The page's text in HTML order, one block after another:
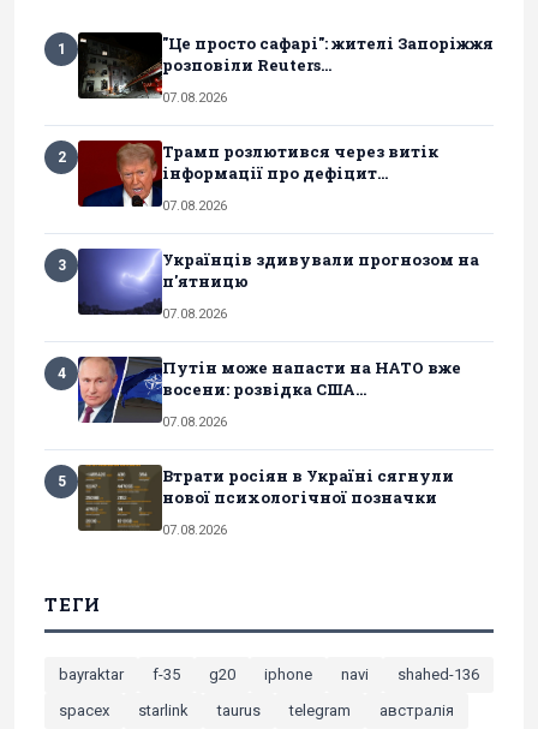
1
"Це просто сафарі": жителі Запоріжжя
розповіли Reuters...
07.08.2026
2
Трамп розлютився через витік
інформації про дефіцит...
07.08.2026
3
Українців здивували прогнозом на
п'ятницю
07.08.2026
4
Путін може напасти на НАТО вже
восени: розвідка США...
07.08.2026
5
Втрати росіян в Україні сягнули
нової психологічної позначки
07.08.2026
ТЕГИ
bayraktar f-35 g20 iphone navi
shahed-136
spacex
starlink taurus telegram
австралія